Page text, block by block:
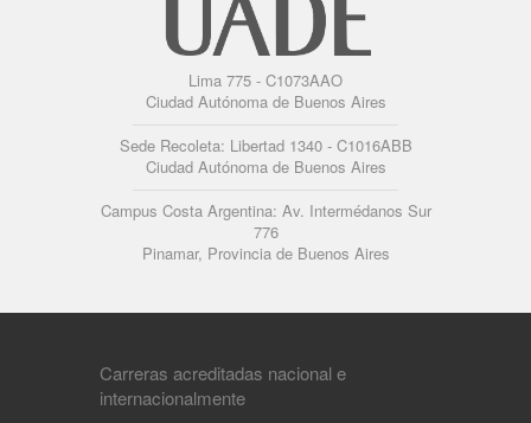
Lima 775 - C1073AAO
Ciudad Autónoma de Buenos Aires
Sede Recoleta: Libertad 1340 - C1016ABB
Ciudad Autónoma de Buenos Aires
Campus Costa Argentina: Av. Intermédanos Sur
776
Pinamar, Provincia de Buenos Aires
Carreras acreditadas nacional e
internacionalmente